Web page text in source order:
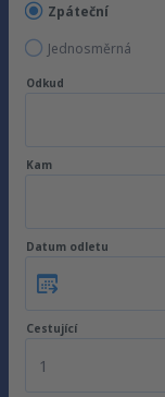
Zpáteční
Jednosměrná
Odkud
Kam
Datum odletu
Cestující
1